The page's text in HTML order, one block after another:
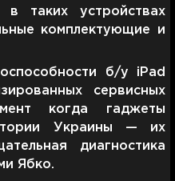
таких устройствах
комплектующие и
б/у iPad
сервисных
когда гаджеты
Украины — их
диагностика
Ябко.